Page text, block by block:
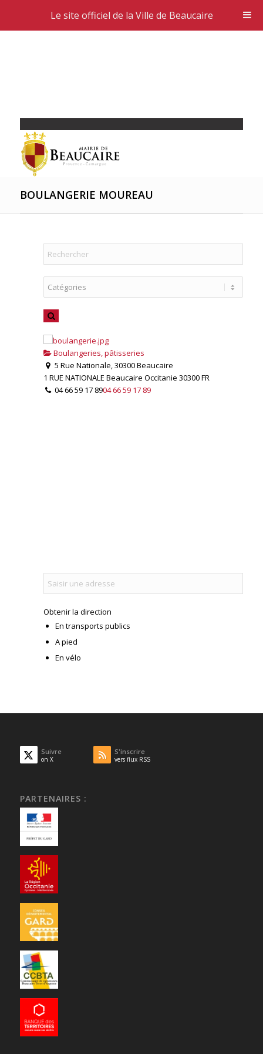
BOULANGERIE MOUREAU
Boulangeries, pâtisseries
5 Rue Nationale, 30300 Beaucaire
1 RUE NATIONALE Beaucaire Occitanie 30300FR
04 66 59 17 8904 66 59 17 89
Obtenir la direction
En transports publics
A pied
En vélo
Suivre
on X
S'inscrire
vers flux RSS
PARTENAIRES :
Le site officiel de la Ville de Beaucaire